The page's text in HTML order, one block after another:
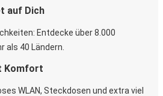
auf Dich
Entdecke über 8.000
als 40 Ländern.
Komfort
WLAN, Steckdosen und extra viel